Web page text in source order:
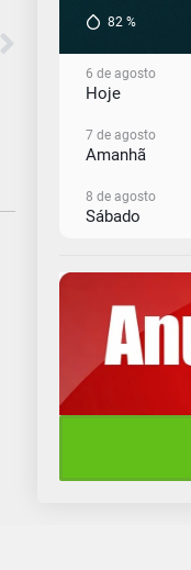
82%
6 de agosto
Hoje
7 de agosto
Amanhã
8 de agosto
Sábado
Domingo
10 de agosto
Segunda-Feira
11 de agosto